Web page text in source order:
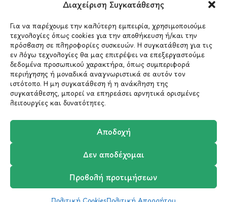
Διαχείριση Συγκατάθεσης
Για να παρέχουμε την καλύτερη εμπειρία, χρησιμοποιούμε
τεχνολογίες όπως cookies για την αποθήκευση ή/και την
πρόσβαση σε πληροφορίες συσκευών. Η συγκατάθεση για τις
εν λόγω τεχνολογίες θα μας επιτρέψει να επεξεργαστούμε
δεδομένα προσωπικού χαρακτήρα, όπως συμπεριφορά
περιήγησης ή μοναδικά αναγνωριστικά σε αυτόν τον
ιστότοπο. Η μη συγκατάθεση ή η ανάκληση της
συγκατάθεσης, μπορεί να επηρεάσει αρνητικά ορισμένες
λειτουργίες και δυνατότητες.
Αποδοχή
Δεν αποδέχομαι
Προβολή προτιμήσεων
*Αυτός ο ιστότοπος προστατεύεται από το σύστημα
Όροι Παροχής Υπηρεσιών
ΣΤΟΙΧΕΙΑ ΕΠΙΚΟΙΝΩΝΙΑΣ
Holargos Center (Ισόγειο)
Λ.Περικλέους 56,
Χολαργός 15561
info@ypografi.com